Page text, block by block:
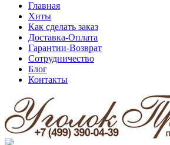
Главная
Хиты
Как сделать заказ
Доставка-Оплата
Гарантии-Возврат
Сотрудничество
Блог
Контакты